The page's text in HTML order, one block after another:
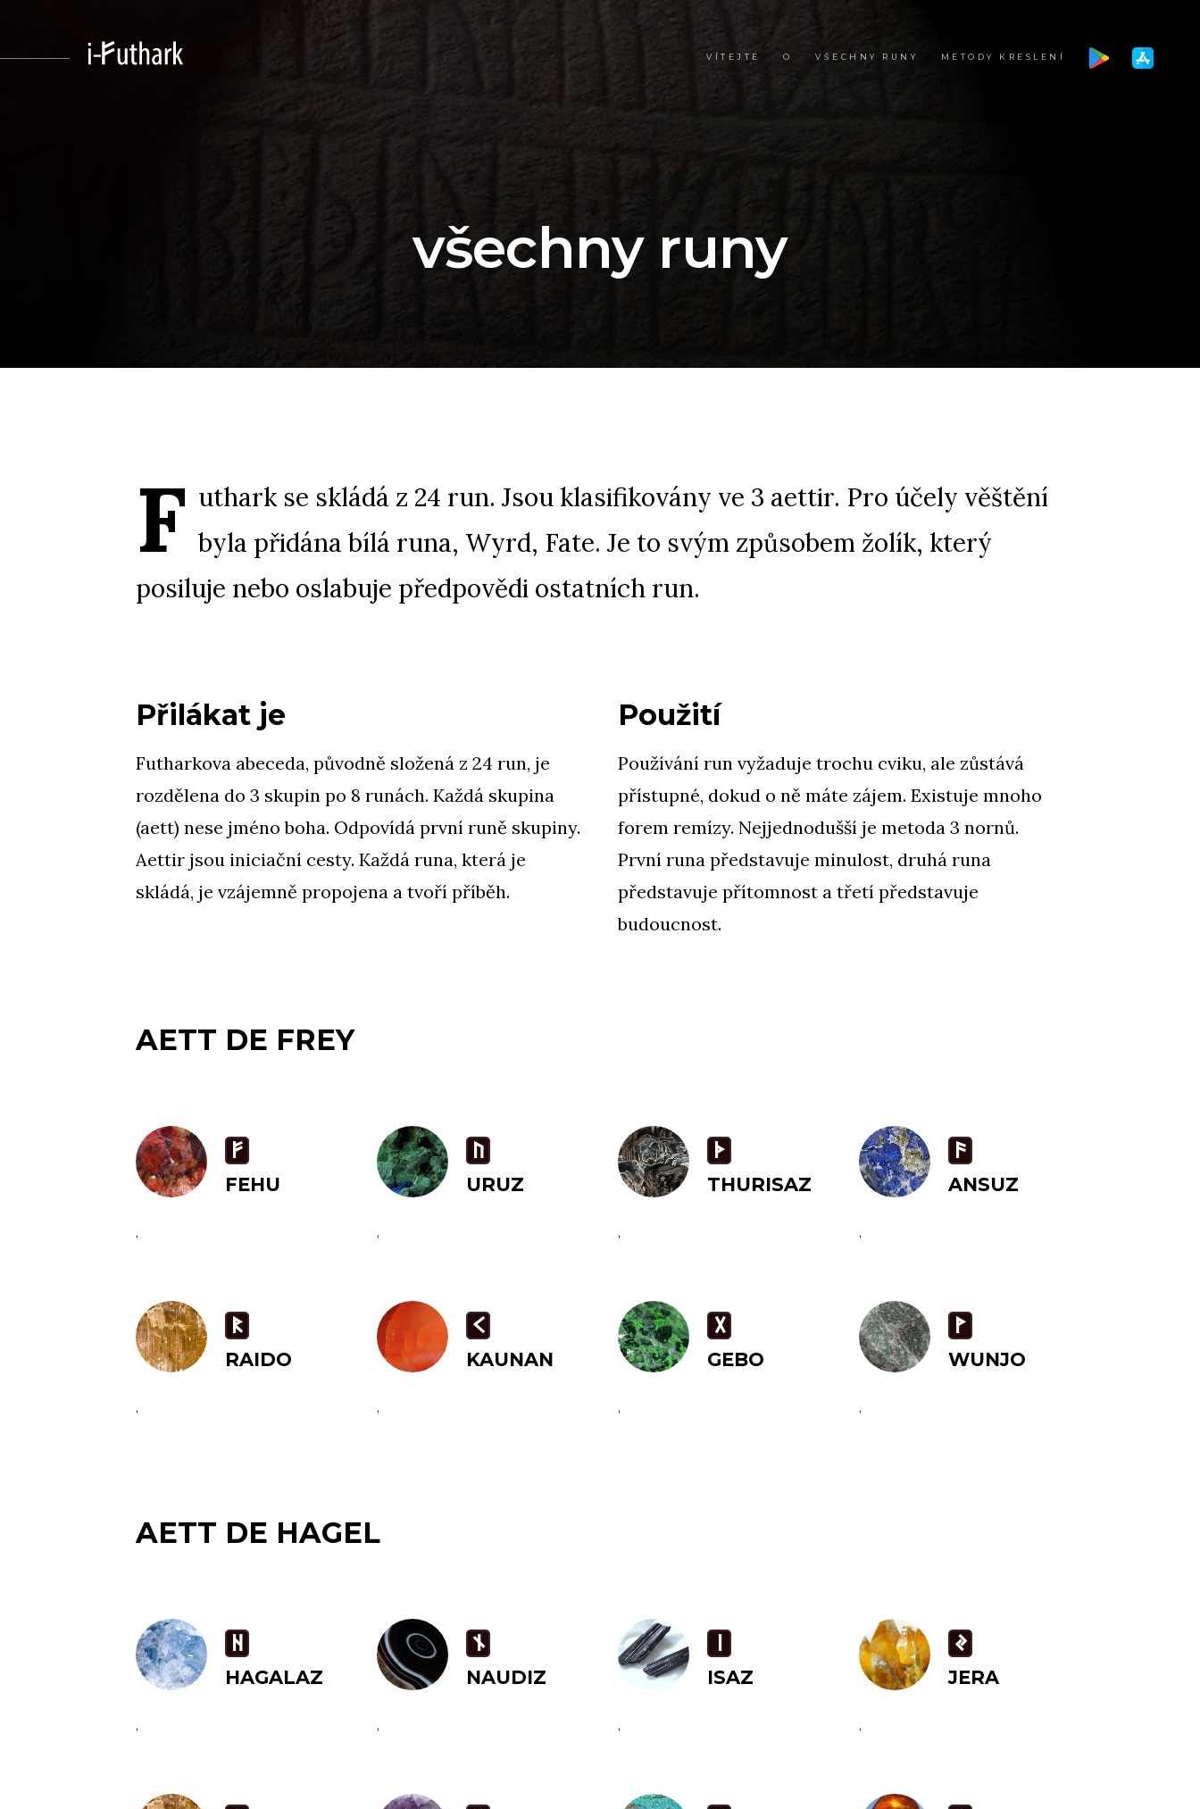
VÍTEJTE O VŠECHNY RUNY METODY KRESLENÍ
všechny runy
F uthark se skládá z 24 run. Jsou klasifikovány ve 3 aettir. Pro účely věštění
byla přidána bílá runa, Wyrd, Fate. Je to svým způsobem žolík, který
posiluje nebo oslabuje předpovědi ostatních run.
Přilákat je
Futharkova abeceda, původně složená z 24 run, je
rozdělena do 3 skupin po 8 runách. Každá skupina
(aett) nese jméno boha. Odpovídá první runě skupiny.
Aettir jsou iniciační cesty. Každá runa, která je
skládá, je vzájemně propojena a tvoří příběh.
Použití
Používání run vyžaduje trochu cviku, ale zůstává
přístupné, dokud o ně máte zájem. Existuje mnoho
forem remízy. Nejjednodušší je metoda 3 nornů.
První runa představuje minulost, druhá runa
představuje přítomnost a třetí představuje
budoucnost.
AETT DE FREY
F
FEHU
,
U
URUZ
,
T
THURISAZ
,
a
ANSUZ
,
R
RAIDO
,
K
KAUNAN
,
G
GEBO
,
W
WUNJO
,
AETT DE HAGEL
H
HAGALAZ
,
n
NAUDIZ
,
ISAZ
,
J
JERA
,